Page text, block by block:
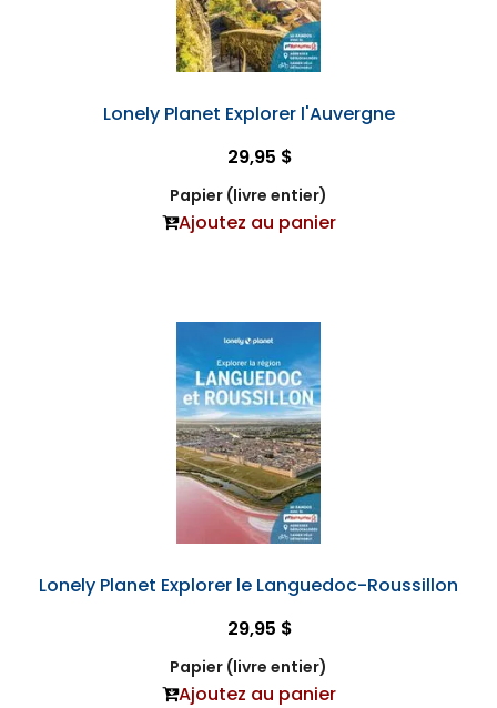
Lonely Planet Explorer l'Auvergne
29,95 $
Papier (livre entier)
Ajoutez au panier
Lonely Planet Explorer le Languedoc-Roussillon
29,95 $
Papier (livre entier)
Ajoutez au panier